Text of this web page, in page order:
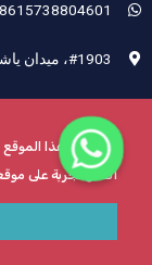
يستخدم هذا
أفضل تجربة على
8615738804601
#1903، ميدان ياشينغ تايمز، طريق سونغشان الجنوبي، تشنغتشو، الصين
حقوق الطبع والنشر © 2024 شركة Henan Sicheng Abrasives Tech Co., Ltd.
خريطة الموقع